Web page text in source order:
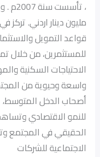
مليون دينار اردني.
قواعد التمويل
للمستثمرين، من خلال
الاحتياجات السكنية
واسعة وحيوية من
أصحاب الدخل
للنمو الاقتصادي
الحقيقي في المجتمع
الاجتماعية للشركات